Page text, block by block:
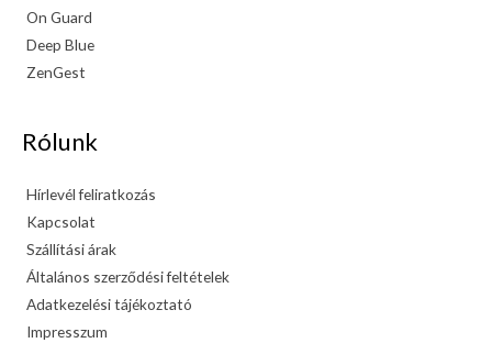
On Guard
Deep Blue
ZenGest
Rólunk
Hírlevél feliratkozás
Kapcsolat
Szállítási árak
Általános szerződési feltételek
Adatkezelési tájékoztató
Impresszum